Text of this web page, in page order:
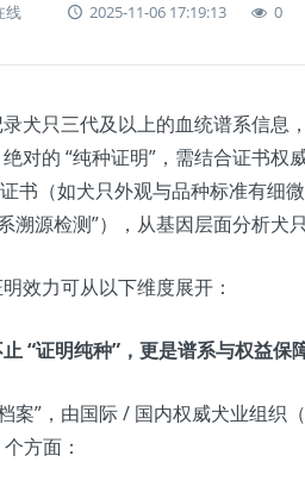
线 2025-11-06 17:19:13 0
犬只三代及以上的血统谱系信息
对的 “纯种证明”，需结合证书权
书（如犬只外观与品种标准有细
源检测”），从基因层面分析犬只
效力可从以下维度展开：
“证明纯种”，更是谱系与权益保
案”，由国际 / 国内权威犬业组织
方面：